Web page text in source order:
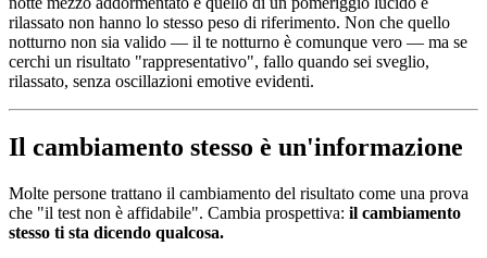
rilassato non hanno lo stesso peso di riferimento. Non che quello
notturno non sia valido — il te notturno è comunque vero — ma se
cerchi un risultato "rappresentativo", fallo quando sei sveglio,
rilassato, senza oscillazioni emotive evidenti.
Il cambiamento stesso è un'informazione
Molte persone trattano il cambiamento del risultato come una prova
che "il test non è affidabile". Cambia prospettiva: il cambiamento
stesso ti sta dicendo qualcosa.